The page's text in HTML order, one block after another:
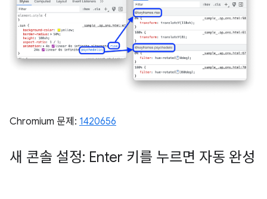
Chromium 문제: 1420656
새 콘솔 설정: Enter 키를 누르면 자동 완성